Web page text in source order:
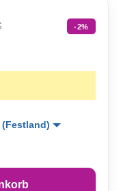
-2%